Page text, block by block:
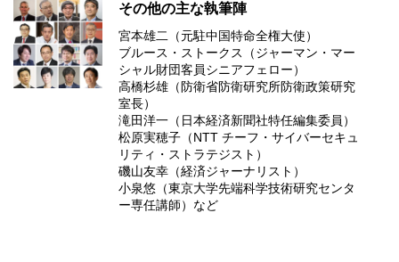
その他の主な執筆陣
宮本雄二（元駐中国特命全権大使）
ブルース・ストークス（ジャーマン・マー
シャル財団客員シニアフェロー）
高橋杉雄（防衛省防衛研究所防衛政策研究
室長）
滝田洋一（日本経済新聞社特任編集委員）
松原実穂子（NTT チーフ・サイバーセキュ
リティ・ストラテジスト）
磯山友幸（経済ジャーナリスト）
小泉悠（東京大学先端科学技術研究センタ
ー専任講師）など